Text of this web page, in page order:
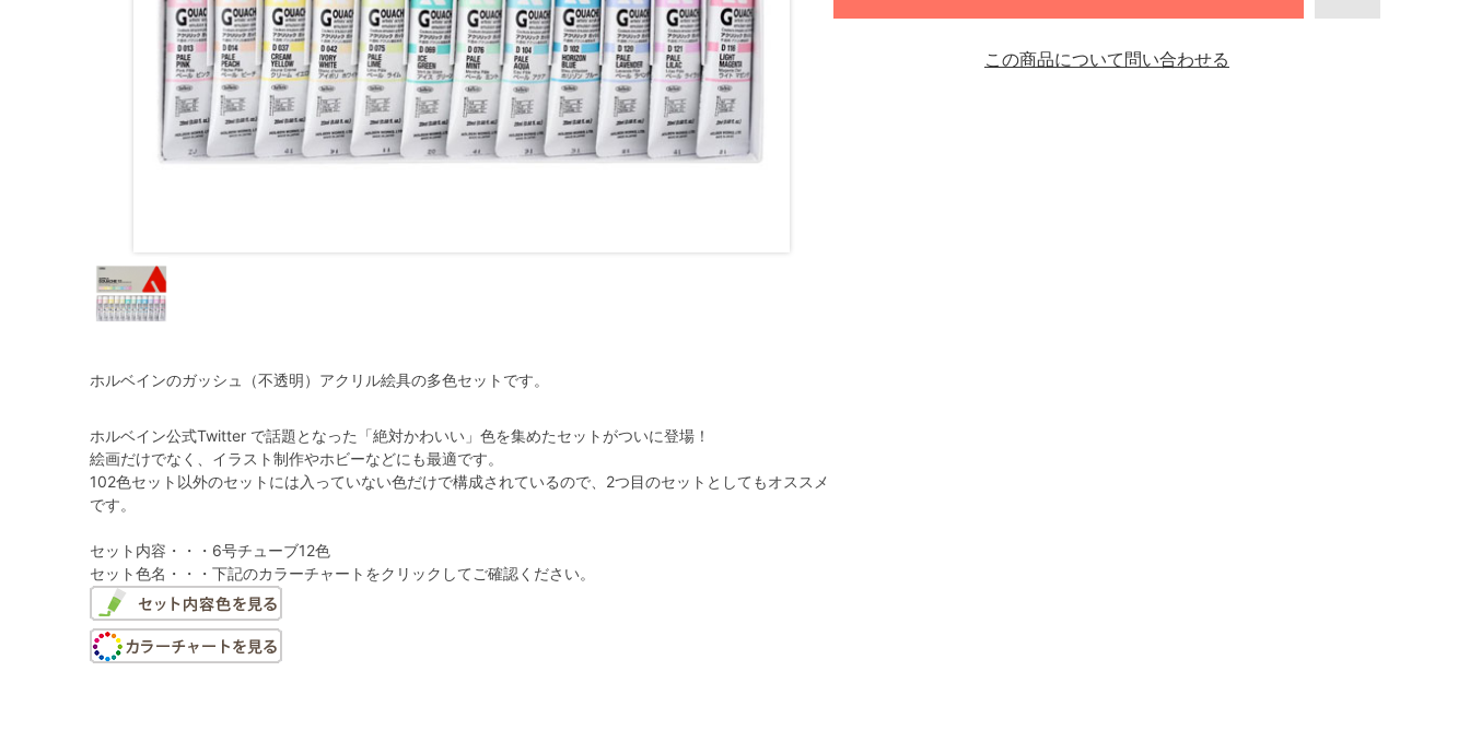
ホルベインのガッシュ（不透明）アクリル絵具の多色セットです。
ホルベイン公式Twitter で話題となった「絶対かわいい」色を集めたセットがついに登場！
絵画だけでなく、イラスト制作やホビーなどにも最適です。
102色セット以外のセットには入っていない色だけで構成されているので、2つ目のセットとしてもオススメ
です。
セット内容・・・6号チューブ12色
セット色名・・・下記のカラーチャートをクリックしてご確認ください。
この商品について問い合わせる